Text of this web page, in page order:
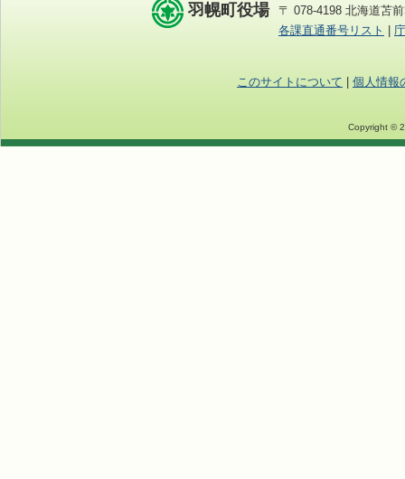
羽幌町役場
〒 078-4198 北海道苫
各課直通番号リスト
このサイトについて 個人情報
Copyright ©